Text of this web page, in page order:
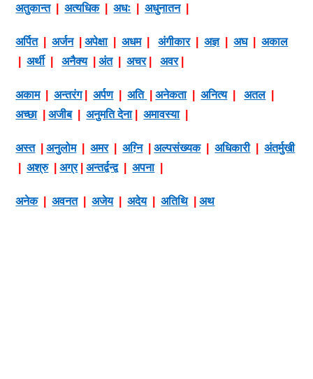
अतुकान्त
|अत्यधिक |अधः |अधुनातन
अर्पित |अर्जन |अपेक्षा |अधम |अंगीकार |अज्ञ |अघ |अकाल
|अर्थी |अनैक्य |अंत |अचर |अवर|
अकाम |अन्तरंग |अर्पण अति |अनेकता |अनित्य |अतल
अच्छा
|अजीब |अनुमति देना |अमावस्या
अस्त |अनुलोम |अमर|अग़्नि |अल्पसंख्यक |अधिकारी |अंतर्मुखी
|अश्रु |अग्र |अन्तर्द्वन्द्व |अपना
अनेक |अवनत |अजेय |अदेय |अतिथि |अथ